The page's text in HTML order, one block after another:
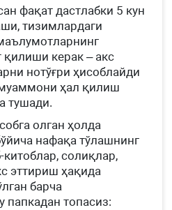
фақат дастлабки 5 кун
тизимлардаги
қилиши керак – акс
нотўғри ҳисоблайди
ҳал қилиш
тушади.
олган ҳолда
нафақа тўлашнинг
китоблар, солиқлар,
эттириш ҳақида
барча
топасиз: